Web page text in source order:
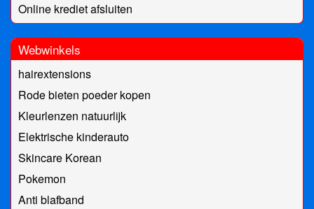
Online krediet afsluiten
Webwinkels
hairextensions
Rode bieten poeder kopen
Kleurlenzen natuurlijk
Elektrische kinderauto
Skincare Korean
Pokemon
Anti blafband